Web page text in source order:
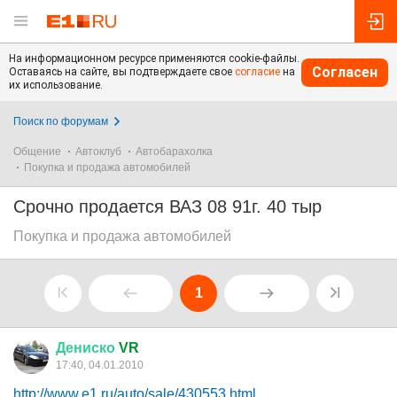
На информационном ресурсе применяются cookie-файлы.
Оставаясь на сайте, вы подтверждаете свое согласие на
их использование.
Согласен
Поиск по форумам
Общение Автоклуб
Автобарахолка
Покупка и продажа автомобилей
Срочно продается ВАЗ 08 91г. 40 тыр
Покупка и продажа автомобилей
1
Дениско VR
17:40, 04.01.2010
http://www.e1.ru/auto/sale/430553.html